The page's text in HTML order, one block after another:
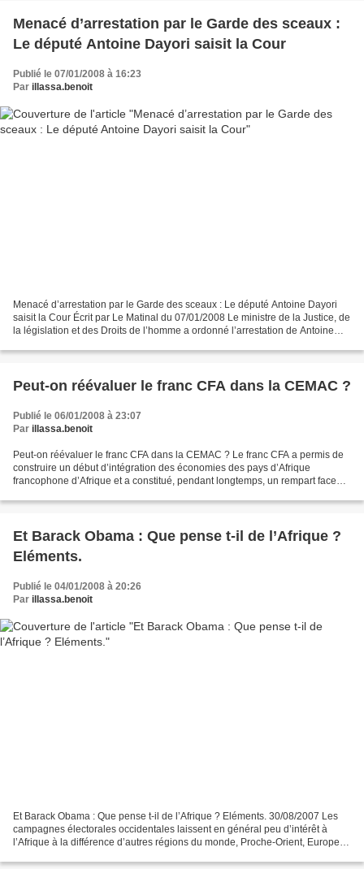
Menacé d’arrestation par le Garde des sceaux :
Le député Antoine Dayori saisit la Cour
Publié le 07/01/2008 à 16:23
Par illassa.benoit
Menacé d’arrestation par le Garde des sceaux : Le député Antoine Dayori
saisit la Cour Écrit par Le Matinal du 07/01/2008 Le ministre de la Justice, de
la législation et des Droits de l’homme a ordonné l’arrestation de Antoine
Peut-on réévaluer le franc CFA dans la CEMAC ?
Publié le 06/01/2008 à 23:07
Par illassa.benoit
Peut-on réévaluer le franc CFA dans la CEMAC ? Le franc CFA a permis de
construire un début d’intégration des économies des pays d’Afrique
francophone d’Afrique et a constitué, pendant longtemps, un rempart face
Et Barack Obama : Que pense t-il de l’Afrique ?
Eléments.
Publié le 04/01/2008 à 20:26
Par illassa.benoit
Et Barack Obama : Que pense t-il de l’Afrique ? Eléments. 30/08/2007 Les
campagnes électorales occidentales laissent en général peu d’intérêt à
l’Afrique à la différence d’autres régions du monde, Proche-Orient, Europe,